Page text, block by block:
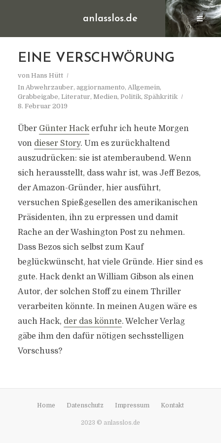
anlasslos.de
EINE VERSCHWÖRUNG
von Hans Hütt
In Abwehrzauber, aggiornamento, Allgemein,
Grabbeigabe, Literatur, Medien, Politik, Spähkritik
8. Februar 2019
Über Günter Hackerfuhr ich heute Morgen
von dieser Story. Um es zurückhaltend
auszudrücken: sie ist atemberaubend. Wenn
sich herausstellt, dass wahr ist, was Jeff Bezos,
der Amazon-Gründer, hier ausführt,
versuchen Spießgesellen des amerikanischen
Präsidenten, ihn zu erpressen und damit
Rache an der Washington Post zu nehmen.
Dass Bezos sich selbst zum Kauf
beglückwünscht, hat viele Gründe. Hier sind es
gute. Hack denkt an William Gibson als einen
Autor, der solchen Stoff zu einem Thriller
verarbeiten könnte. In meinen Augen wäre es
auch Hack, der das könnte. Welcher Verlag
gäbe ihm den dafür nötigen sechsstelligen
Vorschuss?
Home Datenschutz Impressum Kontakt
2023 © anlasslos.de